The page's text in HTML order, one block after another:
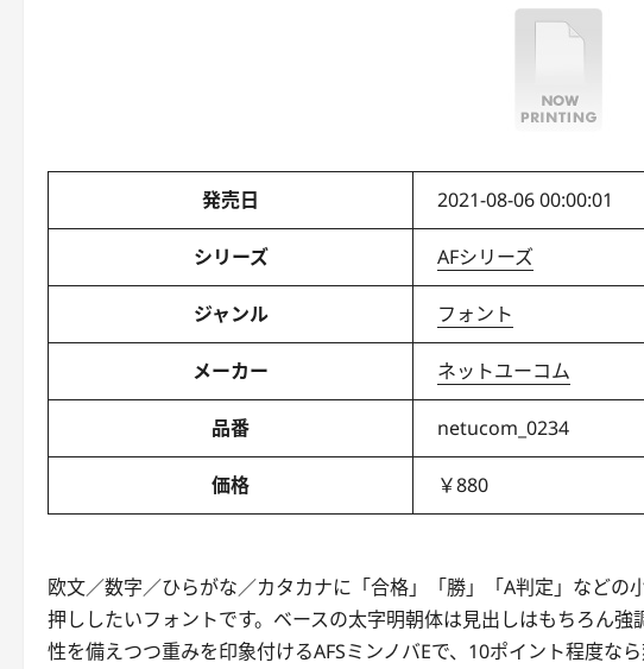
発売日 2021-08-06 00:00:01
シリーズ AFシリーズ
ジャンル フォント
メーカー ネットユーコム
品番 netucom_0234
価格 ￥880
欧文／数字／ひらがな／カタカナに「合格」「勝」「A判定」など
押ししたいフォントです。ベースの太字明朝体は見出しはもちろん
性を備えつつ重みを印象付けるAFSミンノバEで、10ポイント程度な